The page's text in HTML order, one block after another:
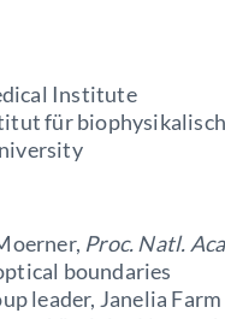
Institute
für
Proc. Natl.
boundaries
leader, Janelia